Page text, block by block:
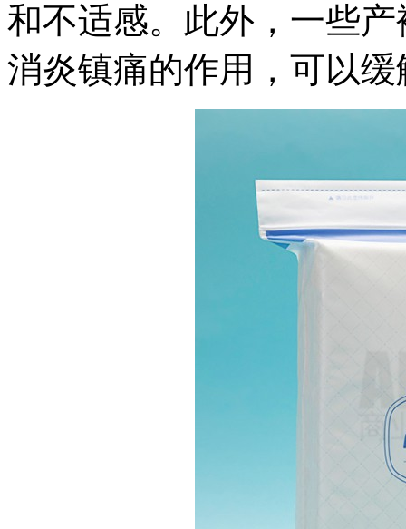
和不适感。此外，一些
消炎镇痛的作用，可以